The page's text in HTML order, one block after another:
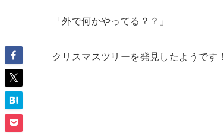
「外で何かやってる？？」
クリスマスツリーを発見したようです！